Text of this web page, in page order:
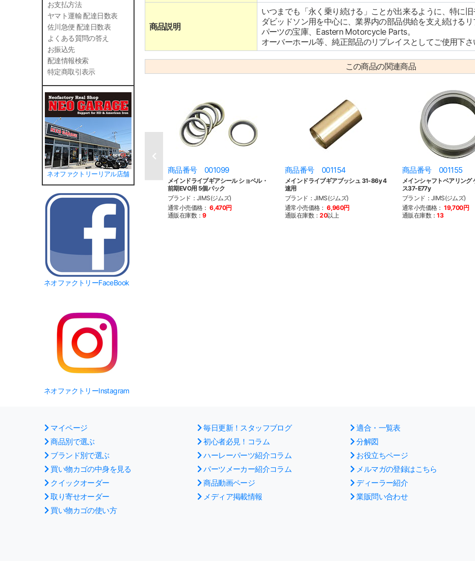
お支払方法
ヤマト運輸 配達日数表
佐川急便 配達日数表
よくある質問の答え
お振込先
配達情報検索
特定商取引表示
ネオファクトリーリアル店舗
ネオファクトリーFaceBook
ネオファクトリーInstagram
商品説明
いつまでも「永く乗り続ける」ことが出来るように、特に
ダビッドソン用を中心に、業界内の部品供給を支え続ける
パーツの宝庫、Eastern Motorcycle Parts。
オーバーホール等、純正部品のリプレイスとしてご使用下さ
この商品の関連商品
商品番号 001099
メインドライブギアシール ショベル・
前期EVO用 5個パック
ブランド：JIMS(ジムズ)
通常小売価格： 6,470円
通販在庫数：9
商品番号 001154
メインドライブギアブッシュ 31-86y 4
速用
ブランド：JIMS(ジムズ)
通常小売価格： 6,960円
通販在庫数：20以上
商品番号 001155
メインシャフトベアリング
ス37-E77y
ブランド：JIMS(ジムズ)
通常小売価格： 19,700円
通販在庫数：13
マイページ
商品別で選ぶ
ブランド別で選ぶ
買い物カゴの中身を見る
クイックオーダー
取り寄せオーダー
買い物カゴの使い方
毎日更新！スタッフブログ
初心者必見！コラム
ハーレーパーツ紹介コラム
パーツメーカー紹介コラム
商品動画ページ
メディア掲載情報
適合・一覧表
分解図
お役立ちページ
メルマガの登録はこちら
ディーラー紹介
業販問い合わせ